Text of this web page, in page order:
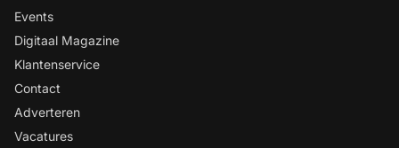
Events
Digitaal Magazine
Klantenservice
Contact
Adverteren
Vacatures